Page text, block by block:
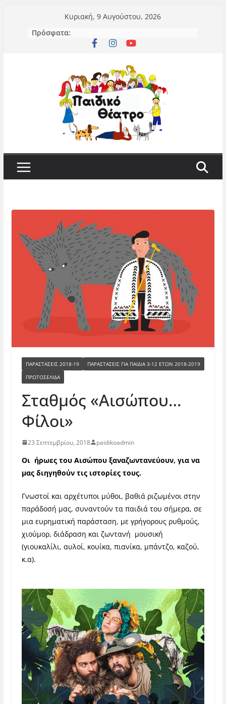
περιεχόμενο
Κυριακή, 9 Αυγούστου, 2026
Πρόσφατα:
ΠΑΡΑΣΤΑΣΕΙΣ 2018-19
ΠΑΡΑΣΤΆΣΕΙΣ ΓΙΑ ΠΑΙΔΙΆ 3-12 ΕΤΏΝ 2018-2019
ΠΡΩΤΟΣΕΛΙΔΑ
Σταθμός «Αισώπου…
Φίλοι»
23 Σεπτεμβρίου, 2018 paidikoadmin
Οι ήρωες του Αισώπου ξαναζωντανεύουν, για να
μας διηγηθούν τις ιστορίες τους.
Γνωστοί και αρχέτυποι μύθοι, βαθιά ριζωμένοι στην
παράδοσή μας, συναντούν τα παιδιά του σήμερα, σε
μια ευρηματική παράσταση, με γρήγορους ρυθμούς,
χιούμορ, διάδραση και ζωντανή μουσική
(γιουκαλίλι, αυλοί, κουίκα, πιανίκα, μπάντζο, καζού,
κ.α).